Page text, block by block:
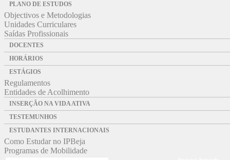
PLANO DE ESTUDOS
Objectivos e Metodologias
Unidades Curriculares
Saídas Profissionais
DOCENTES
HORÁRIOS
ESTÁGIOS
Regulamentos
Entidades de Acolhimento
INSERÇÃO NA VIDA ATIVA
TESTEMUNHOS
ESTUDANTES INTERNACIONAIS
Como Estudar no IPBeja
Programas de Mobilidade